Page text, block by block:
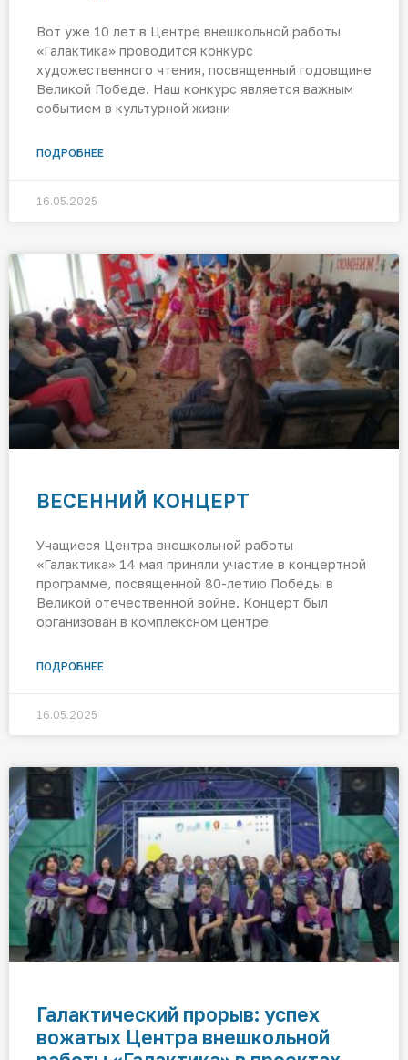
Вот уже 10 лет в Центре внешкольной работы
«Галактика» проводится конкурс
художественного чтения, посвященный годовщине
Великой Победе. Наш конкурс является важным
событием в культурной жизни
ПОДРОБНЕЕ
16.05.2025
ВЕСЕННИЙ КОНЦЕРТ
Учащиеся Центра внешкольной работы
«Галактика» 14 мая приняли участие в концертной
программе, посвященной 80-летию Победы в
Великой отечественной войне. Концерт был
организован в комплексном центре
ПОДРОБНЕЕ
16.05.2025
Галактический прорыв: успех
вожатых Центра внешкольной